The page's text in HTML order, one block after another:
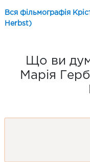
Вся фільмографія
Herbst)
Що ви
Марія